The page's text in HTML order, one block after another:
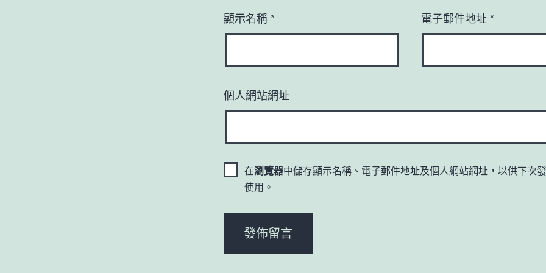
顯示名稱 * 電子郵件地址 *
個人網站網址
在瀏覽器中儲存顯示名稱、電子郵件地址及個人網站網址，以供下次
使用。